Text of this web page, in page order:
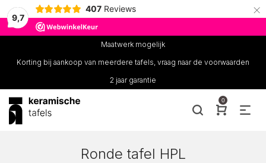
9,7
407 Reviews ×
Maatwerk mogelijk
Korting bij aankoop van meerdere tafels, vraag naar de voorwaarden
2 jaar garantie
0
Ronde tafel HPL